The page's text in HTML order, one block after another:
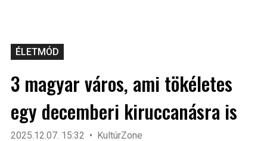
ÉLETMÓD
3 magyar város, ami tökéletes
egy decemberi kiruccanásra is
2025.12.07. 15:32 KultúrZone